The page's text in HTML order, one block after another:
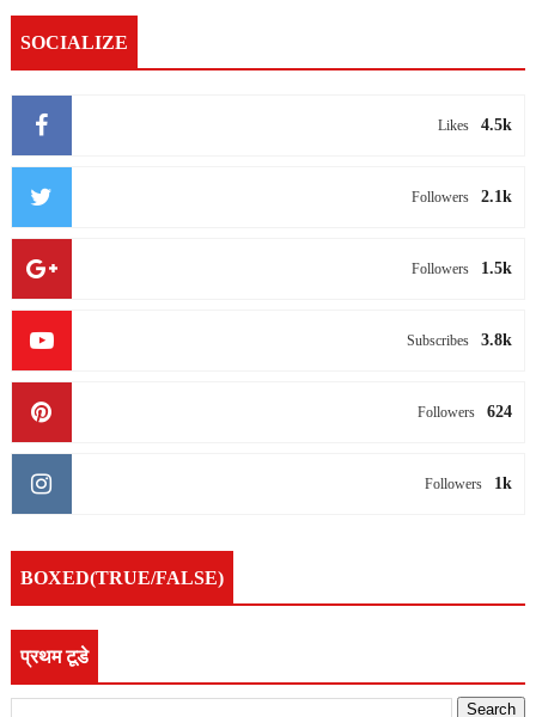
SOCIALIZE
4.5k
Likes
2.1k
Followers
1.5k
Followers
3.8k
Subscribes
624
Followers
1k
Followers
BOXED(TRUE/FALSE)
प्रथम टूडे